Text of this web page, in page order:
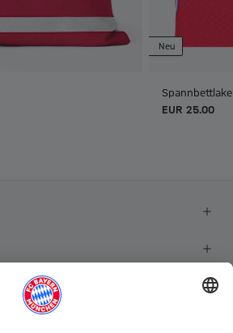
Neu
EUR 25.00